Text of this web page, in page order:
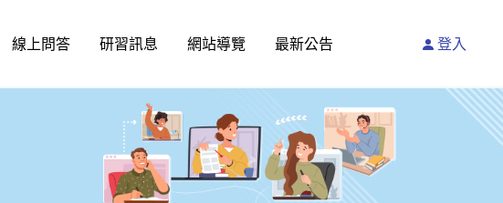
線上問答 研習訊息 網站導覽 最新公告 登入